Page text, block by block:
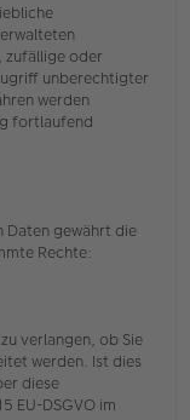
zufällige oder
unberechtigter
werden
fortlaufend
Daten gewährt die
Rechte:
verlangen, ob Sie
werden. Ist dies
diese
EU-DSGVO im